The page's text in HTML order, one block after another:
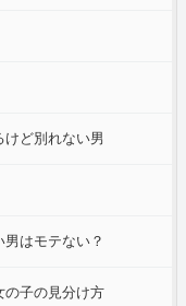
ど別れない男
はモテない？
の子の見分け方